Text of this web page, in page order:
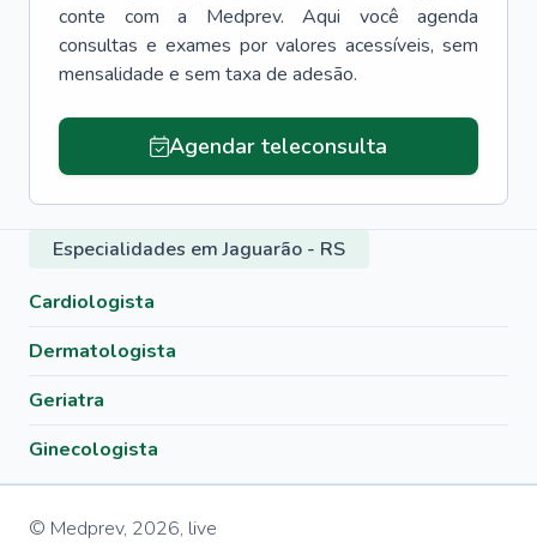
conte com a Medprev. Aqui você agenda
consultas e exames por valores acessíveis, sem
mensalidade e sem taxa de adesão.
Agendar teleconsulta
Especialidades em Jaguarão - RS
Cardiologista
Dermatologista
Geriatra
Ginecologista
© Medprev, 2026, live